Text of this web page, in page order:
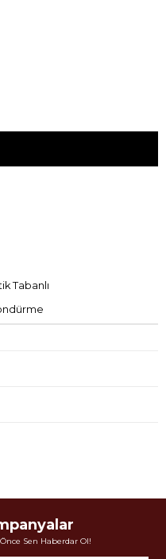
Tabanlı
Sen Haberdar Ol!